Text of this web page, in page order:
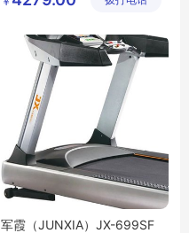
军霞（JUNXIA）JX-699SF